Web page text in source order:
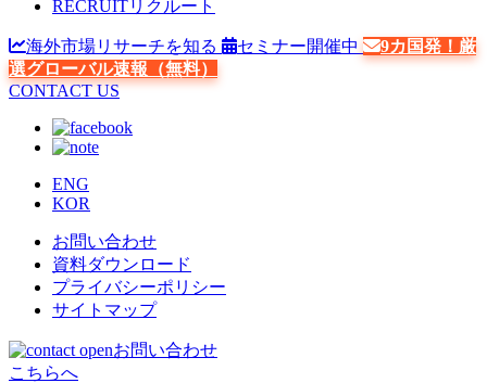
RECRUITリクルート
海外市場リサーチを知る セミナー開催中
9カ国発！厳
選グローバル速報（無料）
CONTACT US
ENG
KOR
お問い合わせ
資料ダウンロード
プライバシーポリシー
サイトマップ
お問い合わせ
こちらへ